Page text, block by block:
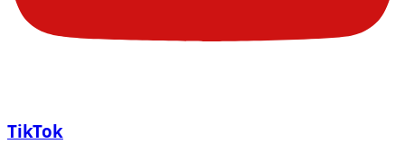
TikTok